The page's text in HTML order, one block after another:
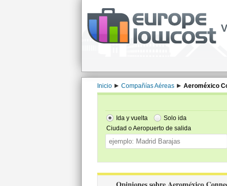
Inicio Compañías Aéreas Aeroméxico
Ida y vuelta
Solo ida
Ciudad o Aeropuerto de salida